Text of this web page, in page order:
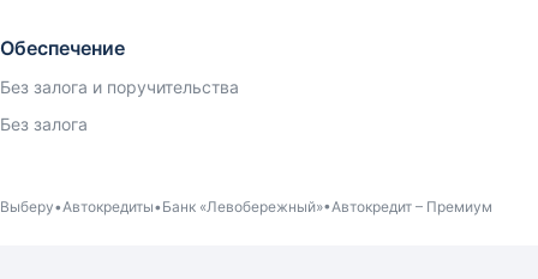
Обеспечение
Без залога и поручительства
Без залога
Выберу Автокредиты Банк «Левобережный» Автокредит – Премиум